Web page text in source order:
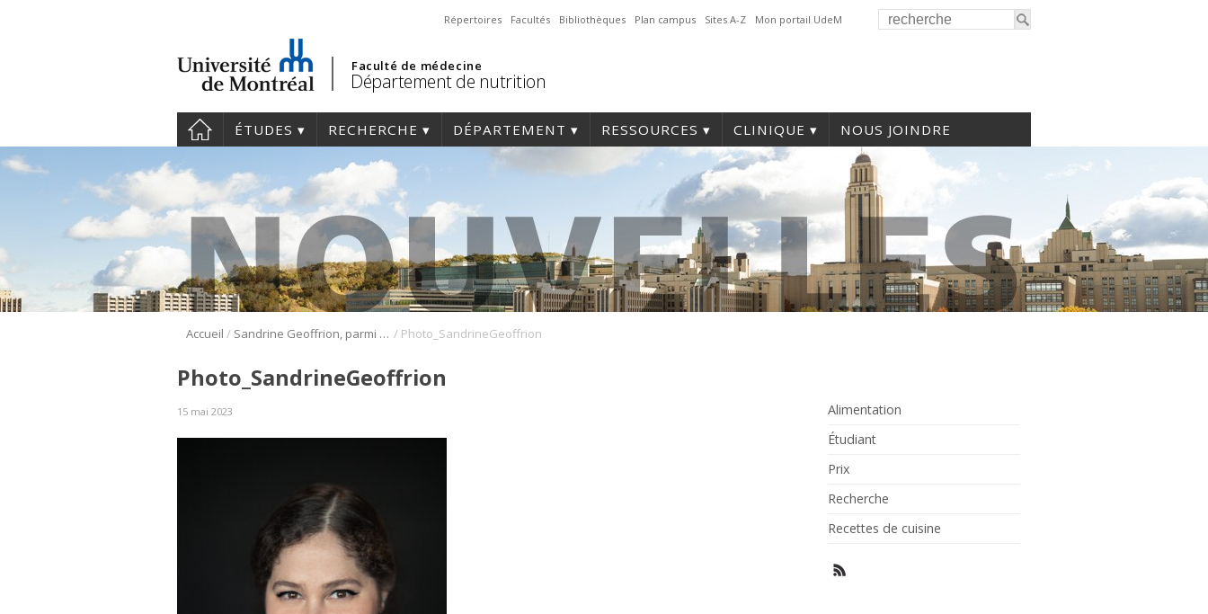
Répertoires Facultés Bibliothèques Plan campus Sites A-Z Mon portail UdeM
Faculté de médecine
Département de nutrition
ÉTUDES RECHERCHE DÉPARTEMENT RESSOURCES CLINIQUE NOUS JOINDRE
Accueil / Sandrine Geoffrion, parmi les lauréats du concours de vulgarisation de l’Acfas 2023 / Photo_SandrineGeoffrion
Alimentation
Étudiant
Prix
Recherche
Recettes de cuisine
Photo_SandrineGeoffrion
15 mai 2023